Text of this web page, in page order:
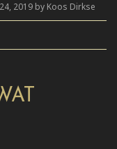
2019 by Koos Dirkse